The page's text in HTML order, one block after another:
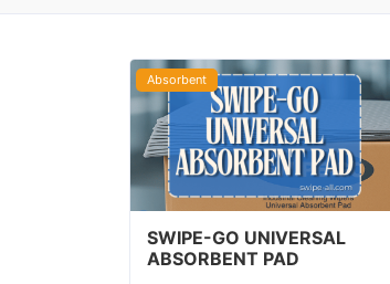
Absorbent
SWIPE-GO UNIVERSAL
ABSORBENT PAD